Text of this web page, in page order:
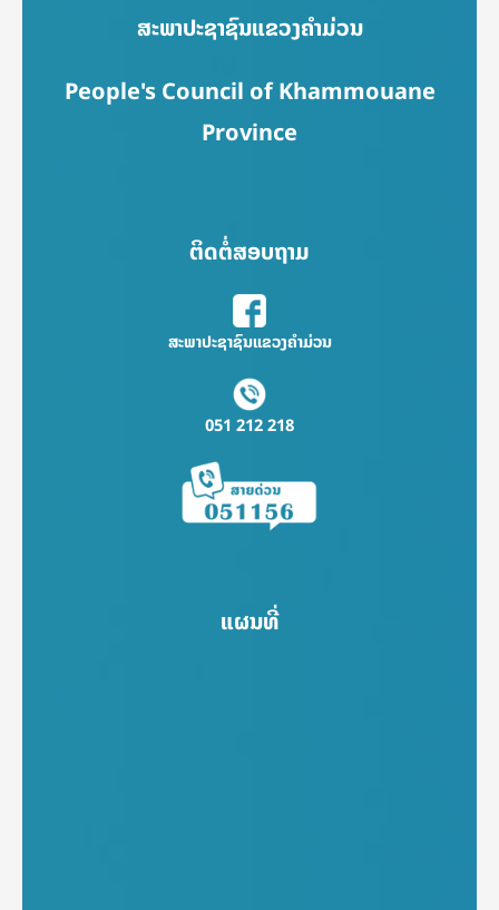
ສະພາປະຊາຊົນແຂວງຄຳມ່ວນ
People's Council of Khammouane
Province
ຕິດຕໍ່ສອບຖາມ
ສະພາປະຊາຊົນແຂວງຄຳມ່ວນ
051 212 218
ແຜນທີ່